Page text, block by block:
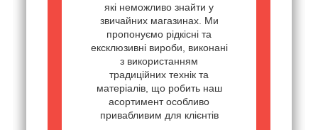
які неможливо знайти у
звичайних магазинах. Ми
пропонуємо рідкісні та
ексклюзивні вироби, виконані
з використанням
традиційних технік та
матеріалів, що робить наш
асортимент особливо
привабливим для клієнтів